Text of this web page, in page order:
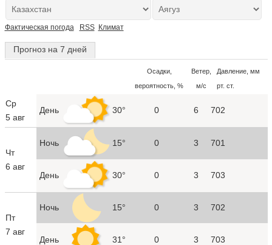
Фактическая погода RSS Климат
Прогноз на 7 дней
Осадки,
вероятность, %
Ветер,
м/с
Давление, мм
рт. ст.
Ср
5 авг
День 30° 0 6 702
Чт
6 авг
Ночь 15° 0 3 701
День 30° 0 3 703
Пт
7 авг
Ночь 15° 0 3 702
День 31° 0 3 703